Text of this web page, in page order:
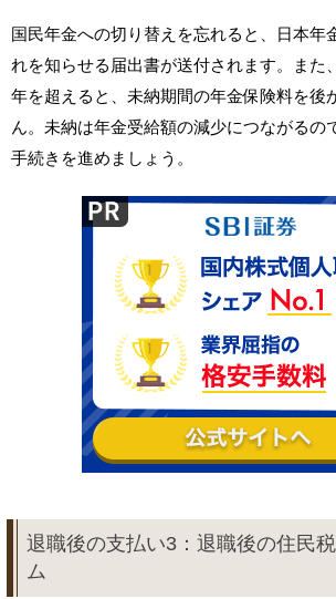
国民年金への切り替えを忘れると、日本年
れを知らせる届出書が送付されます。また
年を超えると、未納期間の年金保険料を後
ん。未納は年金受給額の減少につながるの
手続きを進めましょう。
退職後の支払い3：退職後の住民
ム